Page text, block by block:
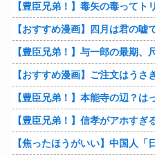
【豊臣兄弟！】毒矢の毒ってト
【おすすめ漫画】四月は君の嘘
【豊臣兄弟！】与一郎の最期、
【おすすめ漫画】ご注文はうさ
【豊臣兄弟！】信孝がアホすぎ